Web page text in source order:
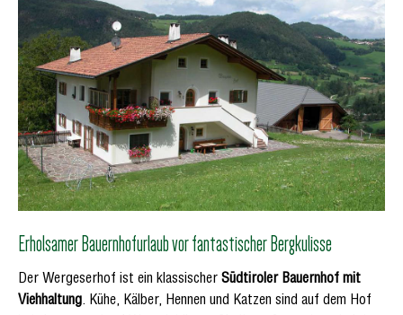
Erholsamer Bauernhofurlaub vor fantastischer Bergkulisse
Der Wergeserhof ist ein klassischer Südtiroler Bauernhof mit
Viehhaltung. Kühe, Kälber, Hennen und Katzen sind auf dem Hof